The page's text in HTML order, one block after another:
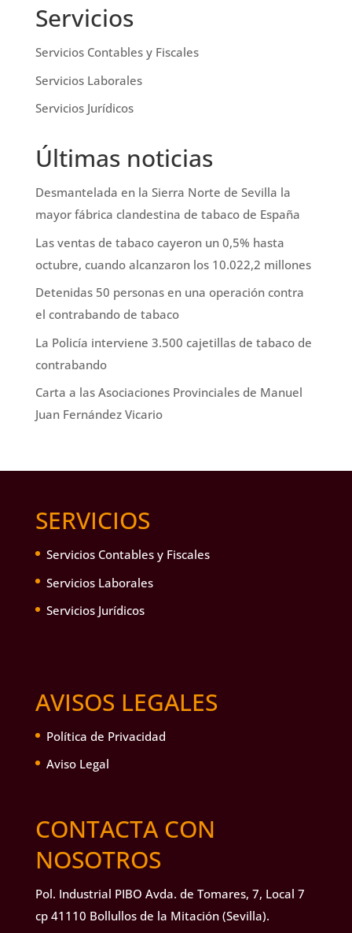
Servicios
Servicios Contables y Fiscales
Servicios Laborales
Servicios Jurídicos
Últimas noticias
Desmantelada en la Sierra Norte de Sevilla la
mayor fábrica clandestina de tabaco de España
Las ventas de tabaco cayeron un 0,5% hasta
octubre, cuando alcanzaron los 10.022,2 millones
Detenidas 50 personas en una operación contra
el contrabando de tabaco
La Policía interviene 3.500 cajetillas de tabaco de
contrabando
Carta a las Asociaciones Provinciales de Manuel
Juan Fernández Vicario
SERVICIOS
Servicios Contables y Fiscales
Servicios Laborales
Servicios Jurídicos
AVISOS LEGALES
Política de Privacidad
Aviso Legal
CONTACTA CON
NOSOTROS
Pol. Industrial PIBO Avda. de Tomares, 7, Local 7
cp 41110 Bollullos de la Mitación (Sevilla).